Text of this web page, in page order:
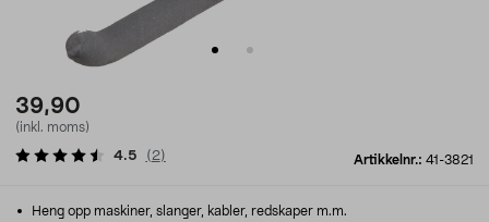
39,90
(inkl. moms)
Artikkelnr.: 41-3821
4.5 ( 2)
Heng opp maskiner, slanger, kabler, redskaper m.m.